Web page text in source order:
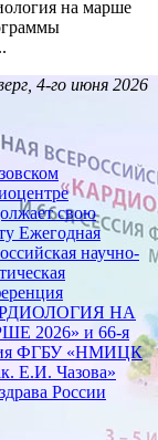
на марше
4-го июня 2026
свою
Ежегодная
научно-
НА
2026» и 66-я
ФГБУ «НМИЦК
Е.И. Чазова»
России